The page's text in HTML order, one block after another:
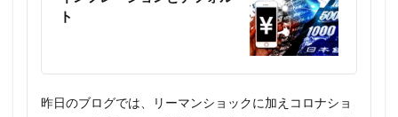
ト
昨日のブログでは、リーマンショックに加えコロナショ